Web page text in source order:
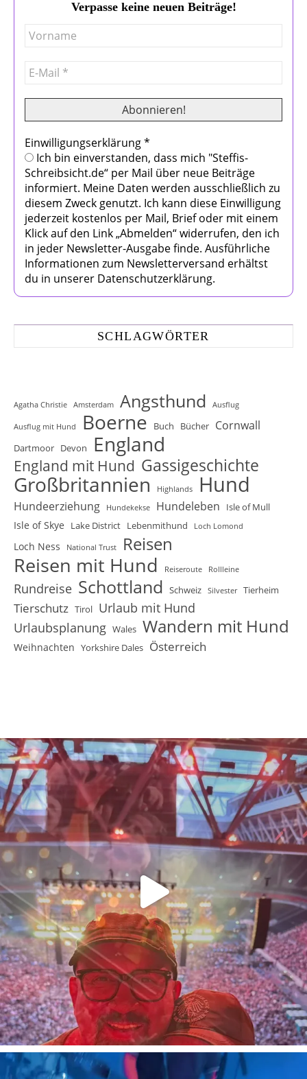
Verpasse keine neuen Beiträge!
Einwilligungserklärung*
Ich bin einverstanden, dass mich "Steffis-
Schreibsicht.de“ per Mail über neue Beiträge
informiert. Meine Daten werden ausschließlich zu
diesem Zweck genutzt. Ich kann diese Einwilligung
jederzeit kostenlos per Mail, Brief oder mit einem
Klick auf den Link „Abmelden“ widerrufen, den ich
in jeder Newsletter-Ausgabe finde. Ausführliche
Informationen zum Newsletterversand erhältst
du in unserer Datenschutzerklärung.
SCHLAGWÖRTER
Agatha Christie Amsterdam Angsthund Ausflug
Ausflug mit Hund Boerne Buch Bücher Cornwall
Dartmoor Devon England
England mit Hund Gassigeschichte
Großbritannien Highlands Hund
Hundeerziehung Hundekekse Hundeleben Isle of Mull
Isle of Skye Lake District Lebenmithund Loch Lomond
Loch Ness National Trust Reisen
Reisen mit Hund Reiseroute Rollleine
Rundreise Schottland Schweiz Silvester Tierheim
Tierschutz Tirol Urlaub mit Hund
Urlaubsplanung Wales Wandern mit Hund
Weihnachten Yorkshire Dales Österreich